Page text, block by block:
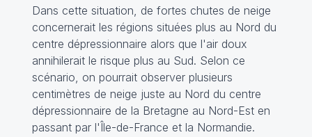
Dans cette situation, de fortes chutes de neige
concernerait les régions situées plus au Nord du
centre dépressionnaire alors que l'air doux
annihilerait le risque plus au Sud. Selon ce
scénario, on pourrait observer plusieurs
centimètres de neige juste au Nord du centre
dépressionnaire de la Bretagne au Nord-Est en
passant par l'Île-de-France et la Normandie.